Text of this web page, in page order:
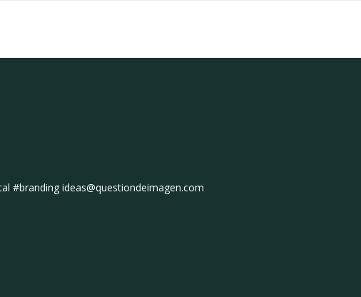
#branding ideas@questiondeimagen.com